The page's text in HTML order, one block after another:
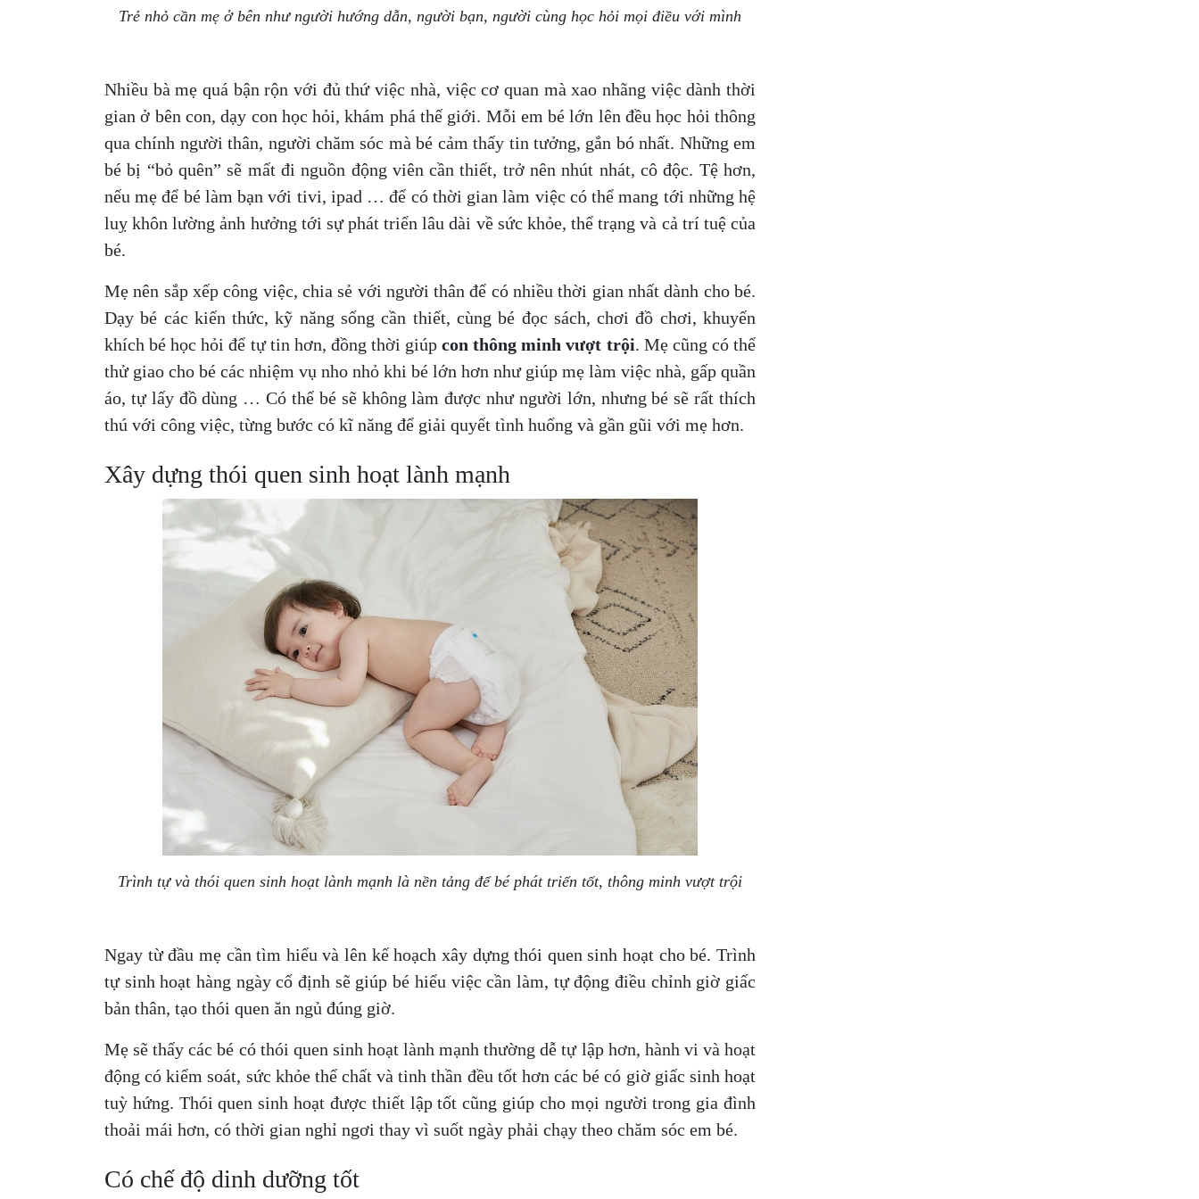
Trẻ nhỏ cần mẹ ở bên như người hướng dẫn, người bạn, người cùng học hỏi mọi điều với mình
Nhiều bà mẹ quá bận rộn với đủ thứ việc nhà, việc cơ quan mà xao nhãng việc dành thời
gian ở bên con, dạy con học hỏi, khám phá thế giới. Mỗi em bé lớn lên đều học hỏi thông
qua chính người thân, người chăm sóc mà bé cảm thấy tin tưởng, gắn bó nhất. Những em
bé bị “bỏ quên” sẽ mất đi nguồn động viên cần thiết, trở nên nhút nhát, cô độc. Tệ hơn,
nếu mẹ để bé làm bạn với tivi, ipad … để có thời gian làm việc có thể mang tới những hệ
luỵ khôn lường ảnh hưởng tới sự phát triển lâu dài về sức khỏe, thể trạng và cả trí tuệ của
bé.
Mẹ nên sắp xếp công việc, chia sẻ với người thân để có nhiều thời gian nhất dành cho bé.
Dạy bé các kiến thức, kỹ năng sống cần thiết, cùng bé đọc sách, chơi đồ chơi, khuyến
khích bé học hỏi để tự tin hơn, đồng thời giúpcon thông minh vượt trội. Mẹ cũng có thể
thử giao cho bé các nhiệm vụ nho nhỏ khi bé lớn hơn như giúp mẹ làm việc nhà, gấp quần
áo, tự lấy đồ dùng … Có thể bé sẽ không làm được như người lớn, nhưng bé sẽ rất thích
thú với công việc, từng bước có kĩ năng để giải quyết tình huống và gần gũi với mẹ hơn.
Xây dựng thói quen sinh hoạt lành mạnh
Trình tự và thói quen sinh hoạt lành mạnh là nền tảng để bé phát triển tốt, thông minh vượt trội
Ngay từ đầu mẹ cần tìm hiểu và lên kế hoạch xây dựng thói quen sinh hoạt cho bé. Trình
tự sinh hoạt hàng ngày cố định sẽ giúp bé hiểu việc cần làm, tự động điều chỉnh giờ giấc
bản thân, tạo thói quen ăn ngủ đúng giờ.
Mẹ sẽ thấy các bé có thói quen sinh hoạt lành mạnh thường dễ tự lập hơn, hành vi và hoạt
động có kiểm soát, sức khỏe thể chất và tinh thần đều tốt hơn các bé có giờ giấc sinh hoạt
tuỳ hứng. Thói quen sinh hoạt được thiết lập tốt cũng giúp cho mọi người trong gia đình
thoải mái hơn, có thời gian nghỉ ngơi thay vì suốt ngày phải chạy theo chăm sóc em bé.
Có chế độ dinh dưỡng tốt